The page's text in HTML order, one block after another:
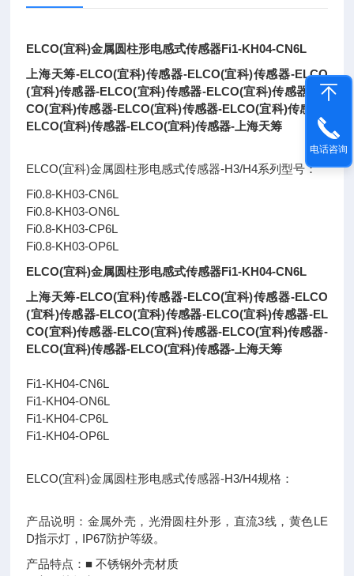
ELCO(宜科)金属圆柱形电感式传感器Fi1-KH04-CN6L
上海天筹-ELCO(宜科)传感器-ELCO(宜科)传感器-ELCO
(宜科)传感器-ELCO(宜科)传感器-ELCO(宜科)传感器-EL
CO(宜科)传感器-ELCO(宜科)传感器-ELCO(宜科)传感器-
ELCO(宜科)传感器-ELCO(宜科)传感器-上海天筹
ELCO(宜科)金属圆柱形电感式传感器-H3/H4系列型号：
Fi0.8-KH03-CN6L
Fi0.8-KH03-ON6L
Fi0.8-KH03-CP6L
Fi0.8-KH03-OP6L
ELCO(宜科)金属圆柱形电感式传感器Fi1-KH04-CN6L
上海天筹-ELCO(宜科)传感器-ELCO(宜科)传感器-ELCO
(宜科)传感器-ELCO(宜科)传感器-ELCO(宜科)传感器-EL
CO(宜科)传感器-ELCO(宜科)传感器-ELCO(宜科)传感器-
ELCO(宜科)传感器-ELCO(宜科)传感器-上海天筹
Fi1-KH04-CN6L
Fi1-KH04-ON6L
Fi1-KH04-CP6L
Fi1-KH04-OP6L
ELCO(宜科)金属圆柱形电感式传感器-H3/H4规格：
产品说明：金属外壳，光滑圆柱外形，直流3线，黄色LE
D指示灯，IP67防护等级。
产品特点：■ 不锈钢外壳材质
电话咨询